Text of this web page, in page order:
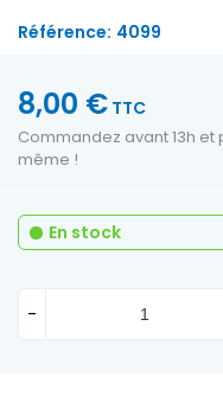
Référence: 4099
8,00 € TTC
Commandez avant 13h
même !
En stock
-